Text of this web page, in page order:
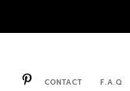
CONTACT F.A.Q